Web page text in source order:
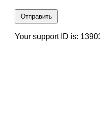
Отправить
Your support ID is: